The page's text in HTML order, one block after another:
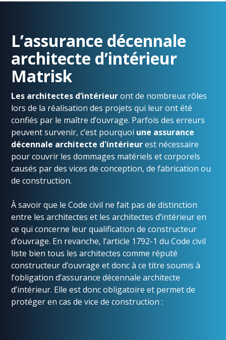
L’assurance décennale
architecte d’intérieur
Matrisk
Les architectes d’intérieuront de nombreux rôles
lors de la réalisation des projets qui leur ont été
confiés par le maître d’ouvrage. Parfois des erreurs
peuvent survenir, c’est pourquoi une assurance
décennale architecte d'intérieurest nécessaire
pour couvrir les dommages matériels et corporels
causés par des vices de conception, de fabrication ou
de construction.
À savoir que le Code civil ne fait pas de distinction
entre les architectes et les architectes d’intérieur en
ce qui concerne leur qualification de constructeur
d’ouvrage. En revanche, l’article 1792-1 du Code civil
liste bien tous les architectes comme réputé
constructeur d’ouvrage et donc à ce titre soumis à
l’obligation d’assurance décennale architecte
d’intérieur. Elle est donc obligatoire et permet de
protéger en cas de vice de construction :